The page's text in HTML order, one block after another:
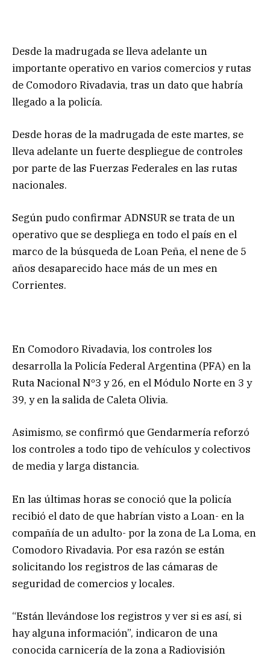
Desde la madrugada se lleva adelante un
importante operativo en varios comercios y rutas
de Comodoro Rivadavia, tras un dato que habría
llegado a la policía.
Desde horas de la madrugada de este martes, se
lleva adelante un fuerte despliegue de controles
por parte de las Fuerzas Federales en las rutas
nacionales.
Según pudo confirmar ADNSUR se trata de un
operativo que se despliega en todo el país en el
marco de la búsqueda de Loan Peña, el nene de 5
años desaparecido hace más de un mes en
Corrientes.
En Comodoro Rivadavia, los controles los
desarrolla la Policía Federal Argentina (PFA) en la
Ruta Nacional Nº3 y 26, en el Módulo Norte en 3 y
39, y en la salida de Caleta Olivia.
Asimismo, se confirmó que Gendarmería reforzó
los controles a todo tipo de vehículos y colectivos
de media y larga distancia.
En las últimas horas se conoció que la policía
recibió el dato de que habrían visto a Loan- en la
compañía de un adulto- por la zona de La Loma, en
Comodoro Rivadavia. Por esa razón se están
solicitando los registros de las cámaras de
seguridad de comercios y locales.
“Están llevándose los registros y ver si es así, si
hay alguna información”, indicaron de una
conocida carnicería de la zona a Radiovisión